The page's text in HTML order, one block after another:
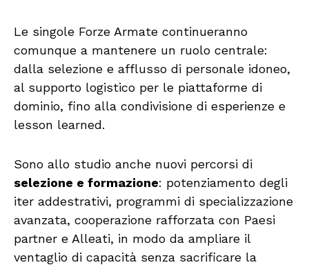
Le singole Forze Armate continueranno
comunque a mantenere un ruolo centrale:
dalla selezione e afflusso di personale idoneo,
al supporto logistico per le piattaforme di
dominio, fino alla condivisione di esperienze e
lesson learned.
Sono allo studio anche nuovi percorsi di
selezione e formazione: potenziamento degli
iter addestrativi, programmi di specializzazione
avanzata, cooperazione rafforzata con Paesi
partner e Alleati, in modo da ampliare il
ventaglio di capacità senza sacrificare la